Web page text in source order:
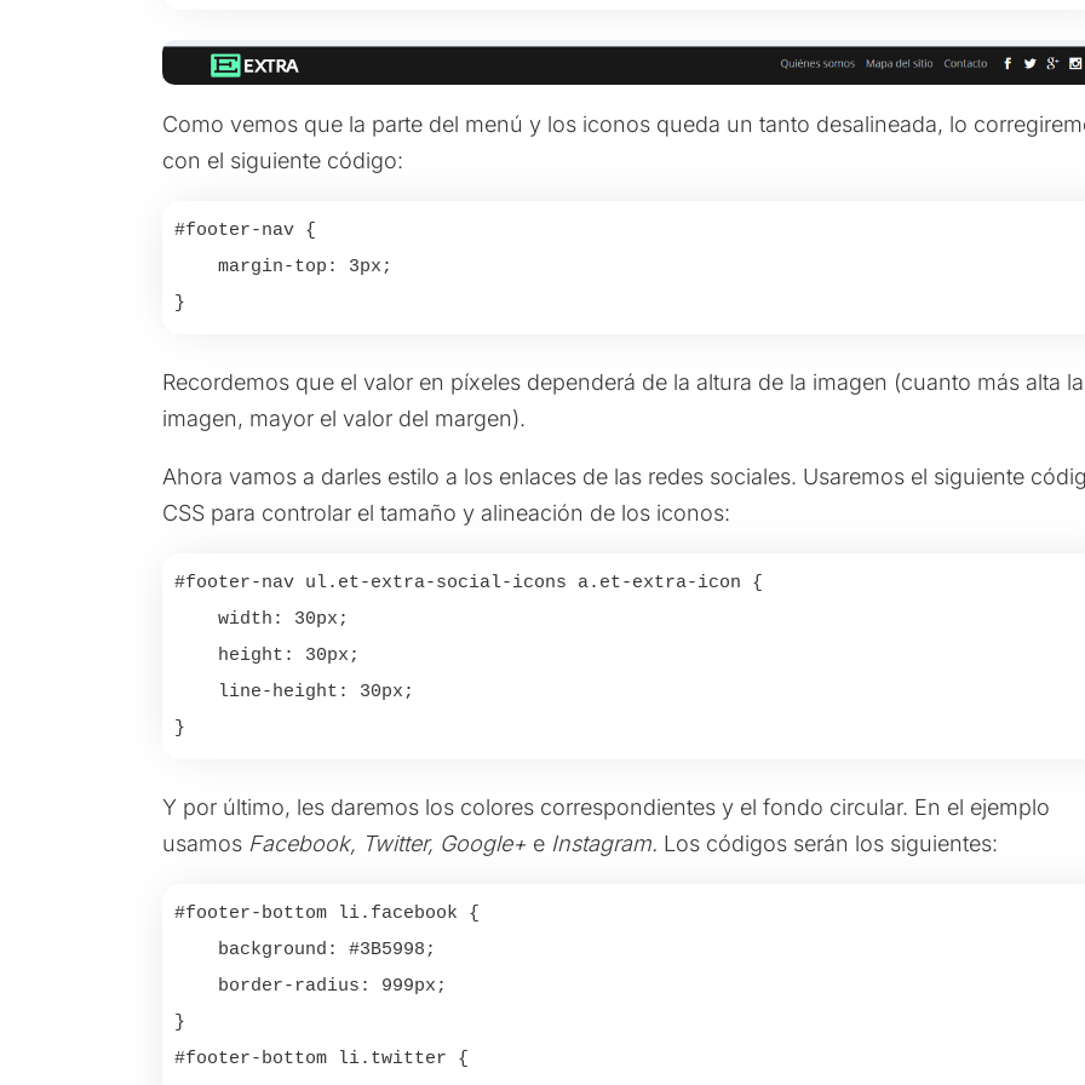
Como vemos que la parte del menú y los iconos queda un tanto desalineada, lo
con el siguiente código:
#footer-nav {
margin-top: 3px;
}
Recordemos que el valor en píxeles dependerá de la altura de la imagen (cuanto más alta la
imagen, mayor el valor del margen).
Ahora vamos a darles estilo a los enlaces de las redes sociales. Usaremos el siguiente
CSS para controlar el tamaño y alineación de los iconos:
#footer-nav ul.et-extra-social-icons a.et-extra-icon {
width: 30px;
height: 30px;
line-height: 30px;
Y por último, les daremos los colores correspondientes y el fondo circular. En el ejemplo
usamos Facebook, Twitter, Google+ e Instagram. Los códigos serán los siguientes:
#footer-bottom li.facebook {
background: #3B5998;
border-radius: 999px;
}
#footer-bottom li.twitter {